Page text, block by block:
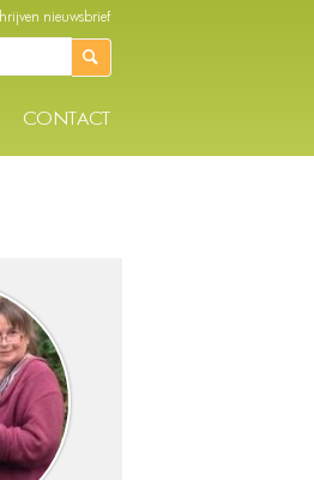
CONTACT
nieuwsbrief